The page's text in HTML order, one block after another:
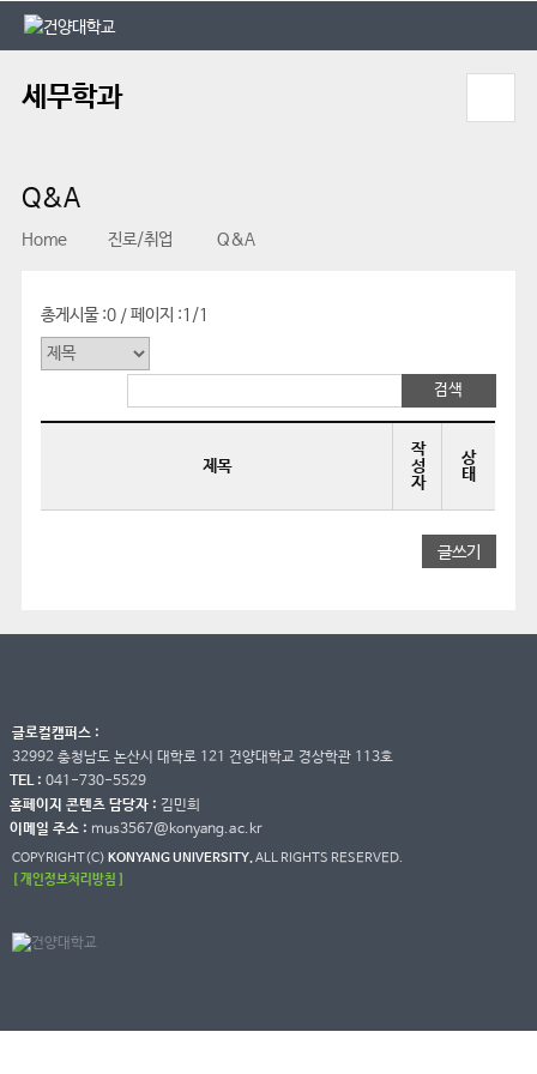
본문 바로가기
대메뉴 바로가기
세무학과
Q&A
Home 진로/취업 Q&A
총게시물 :0 /페이지 :1/1
제목
작
성
자
상
태
글쓰기
글로컬캠퍼스 :
32992 충청남도 논산시 대학로 121 건양대학교 경상학관 113호
TEL : 041-730-5529
홈페이지 콘텐츠 담당자 : 김민희
이메일 주소 : mus3567@konyang.ac.kr
COPYRIGHT(C) KONYANG UNIVERSITY.ALL RIGHTS RESERVED.
[ 개인정보처리방침 ]